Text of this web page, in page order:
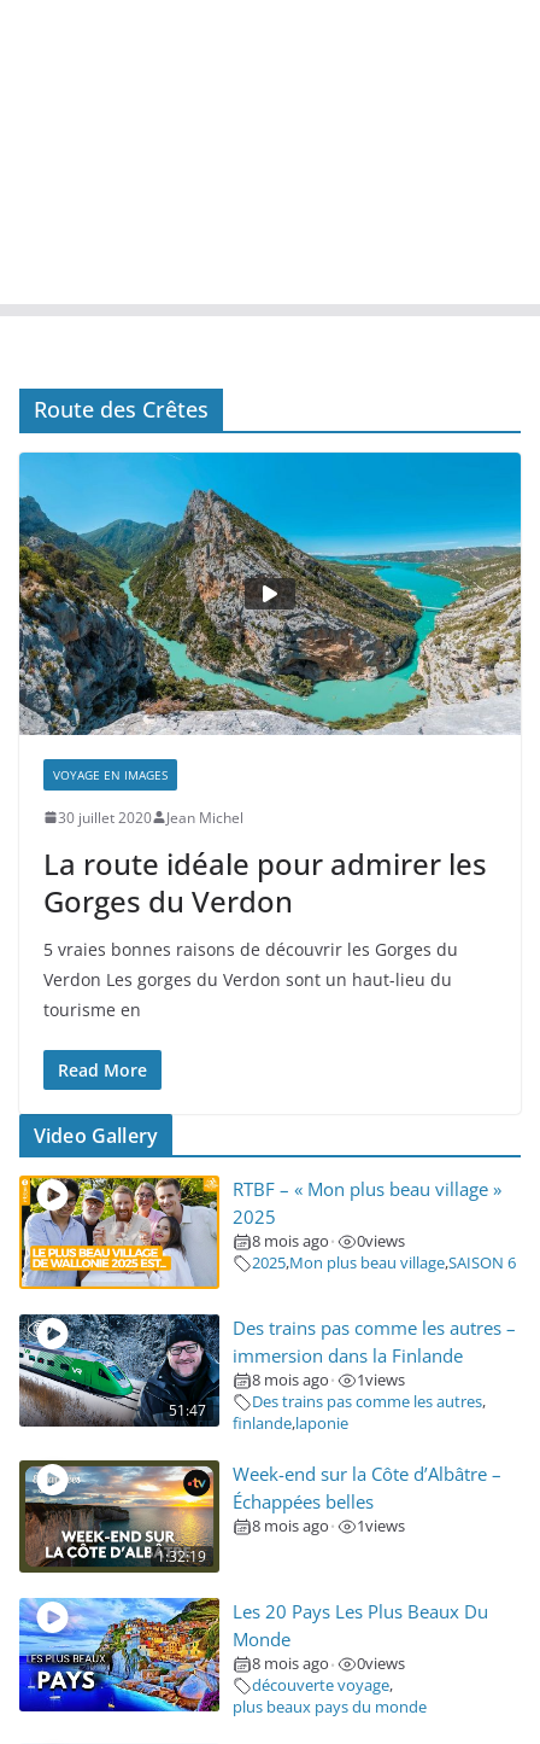
Route des Crêtes
VOYAGE EN IMAGES
30 juillet 2020 Jean Michel
La route idéale pour admirer les
Gorges du Verdon
5 vraies bonnes raisons de découvrir les Gorges du
Verdon Les gorges du Verdon sont un haut-lieu du
tourisme en
Read More
Video Gallery
RTBF – « Mon plus beau village »
2025
8 mois ago • 0views
2025,Mon plus beau village,SAISON 6
51:47
Des trains pas comme les autres –
immersion dans la Finlande
8 mois ago • 1views
Des trains pas comme les autres,
finlande,laponie
1:32:19
Week-end sur la Côte d’Albâtre –
Échappées belles
8 mois ago • 1views
Les 20 Pays Les Plus Beaux Du
Monde
8 mois ago • 0views
découverte voyage,
plus beaux pays du monde